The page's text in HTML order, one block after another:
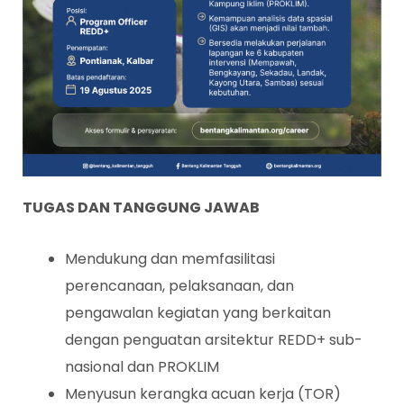
TUGAS DAN TANGGUNG JAWAB
Mendukung dan memfasilitasi
perencanaan, pelaksanaan, dan
pengawalan kegiatan yang berkaitan
dengan penguatan arsitektur REDD+ sub-
nasional dan PROKLIM
Menyusun kerangka acuan kerja (TOR)